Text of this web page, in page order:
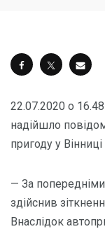
22.07.2020 о
надійшло
пригоду у
— За
здійснив
Внаслідок